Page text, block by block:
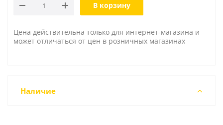
В корзину
Цена действительна только для интернет-магазина и
может отличаться от цен в розничных магазинах
Наличие